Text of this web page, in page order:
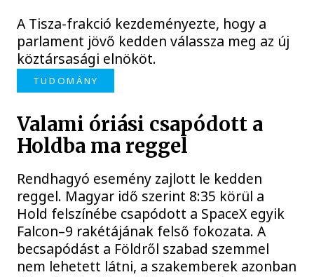
A Tisza-frakció kezdeményezte, hogy a
parlament jövő kedden válassza meg az új
köztársasági elnököt.
TUDOMÁNY
Valami óriási csapódott a
Holdba ma reggel
Rendhagyó esemény zajlott le kedden
reggel. Magyar idő szerint 8:35 körül a
Hold felszínébe csapódott a SpaceX egyik
Falcon–9 rakétájának felső fokozata. A
becsapódást a Földről szabad szemmel
nem lehetett látni, a szakemberek azonban